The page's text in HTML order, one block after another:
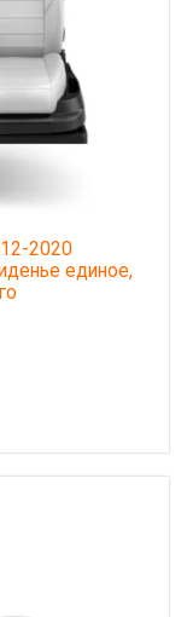
2020
единое,